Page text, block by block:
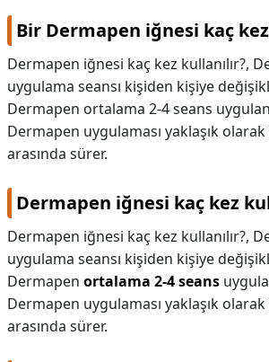
Bir Dermapen iğnesi kaç
Dermapen iğnesi kaç kez kullanılır?,
uygulama seansı kişiden kişiye
Dermapen ortalama 2-4 seans
Dermapen uygulaması yaklaşık
arasında sürer.
Dermapen iğnesi kaç kez
Dermapen iğnesi kaç kez kullanılır?,
uygulama seansı kişiden kişiye
Dermapen ortalama 2-4 seans
Dermapen uygulaması yaklaşık
arasında sürer.